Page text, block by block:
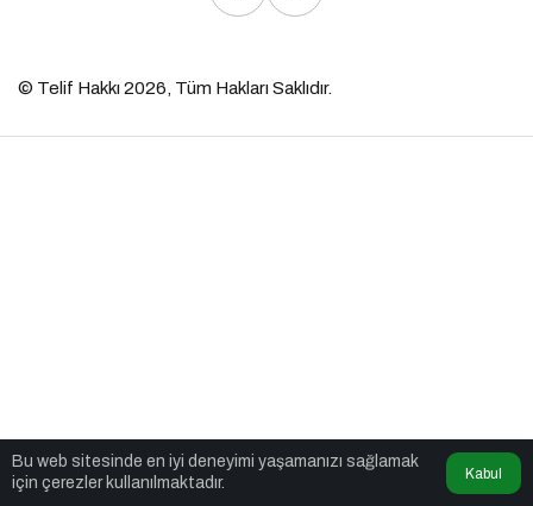
Bu web sitesinde en iyi deneyimi yaşamanızı sağlamak
için çerezler kullanılmaktadır.
Kabul
© Telif Hakkı 2026, Tüm Hakları Saklıdır.